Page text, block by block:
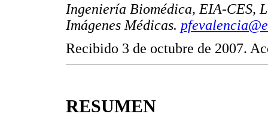
Ingeniería Biomédica, EIA-CES,
Imágenes Médicas.
Recibido 3 de octubre de 2007.
RESUMEN